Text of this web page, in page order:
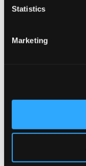
Statistics
Marketing
QUARTER ZIP PULLOVER